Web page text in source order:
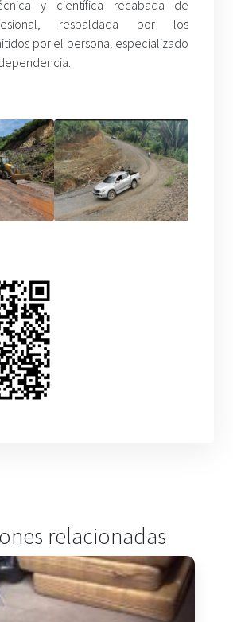
y científica recabada de
respaldada por los
por el personal especializado
relacionadas